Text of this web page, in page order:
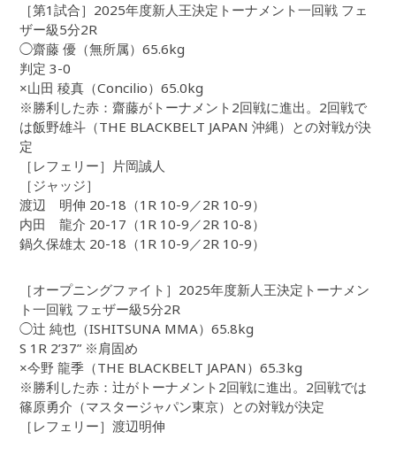
［第1試合］2025年度新人王決定トーナメント一回戦 フェ
ザー級5分2R
◯齋藤 優（無所属）65.6kg
判定 3-0
×山田 稜真（Concilio）65.0kg
※勝利した赤：齋藤がトーナメント2回戦に進出。2回戦で
は飯野雄斗（THE BLACKBELT JAPAN 沖縄）との対戦が決
定
［レフェリー］片岡誠人
［ジャッジ］
渡辺 明伸 20-18（1R 10-9／2R 10-9）
内田 龍介 20-17（1R 10-9／2R 10-8）
鍋久保雄太 20-18（1R 10-9／2R 10-9）
［オープニングファイト］2025年度新人王決定トーナメン
ト一回戦 フェザー級5分2R
◯辻 純也（ISHITSUNA MMA）65.8kg
S 1R 2’37” ※肩固め
×今野 龍季（THE BLACKBELT JAPAN）65.3kg
※勝利した赤：辻がトーナメント2回戦に進出。2回戦では
篠原勇介（マスタージャパン東京）との対戦が決定
［レフェリー］渡辺明伸